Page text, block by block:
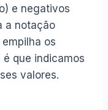
e negativos
a notação
os
que indicamos
valores.